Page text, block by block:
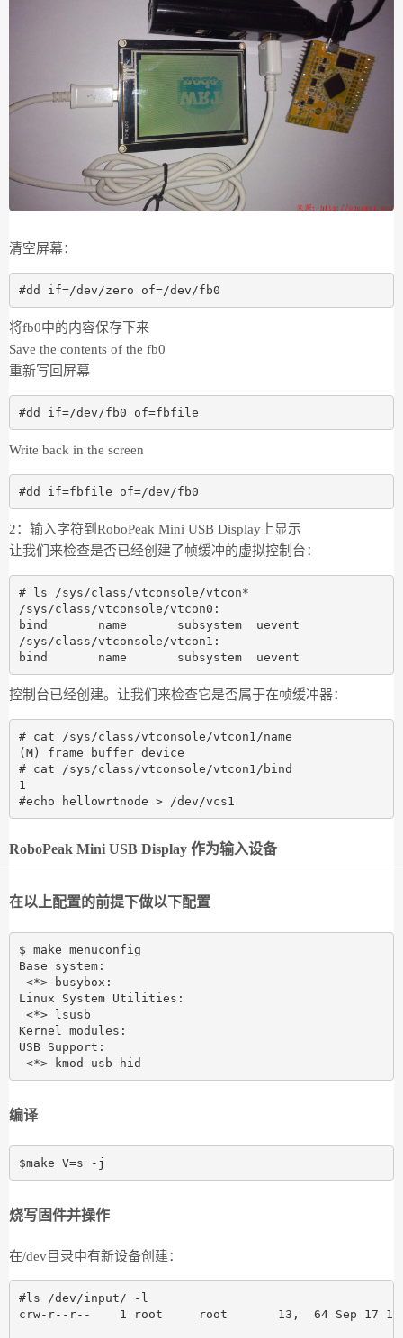
清空屏幕：
将fb0中的内容保存下来
Save the contents of the fb0
重新写回屏幕
Write back in the screen
2：输入字符到RoboPeak Mini USB Display上显示
让我们来检查是否已经创建了帧缓冲的虚拟控制台：
# ls /sys/class/vtconsole/vtcon*
/sys/class/vtconsole/vtcon0:
bind       name       subsystem  uevent
/sys/class/vtconsole/vtcon1:
控制台已经创建。让我们来检查它是否属于在帧缓冲器：
# cat /sys/class/vtconsole/vtcon1/name
(M) frame buffer device
# cat /sys/class/vtconsole/vtcon1/bind
1
RoboPeak Mini USB Display 作为输入设备
在以上配置的前提下做以下配置
$ make menuconfig
Base system:
<*> busybox:
Linux System Utilities:
<*> lsusb
Kernel modules:
USB Support:
编译
烧写固件并操作
在/dev目录中有新设备创建：
#ls /dev/input/ -l
crw-r--r--    1 root     root       13,  64 Sep 17